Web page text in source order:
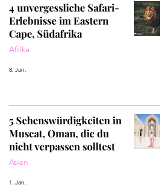
4 unvergessliche Safari-
Erlebnisse im Eastern
Cape, Südafrika
Afrika
8. Jan.
5 Sehenswürdigkeiten in
Muscat, Oman, die du
nicht verpassen solltest
Asien
1. Jan.